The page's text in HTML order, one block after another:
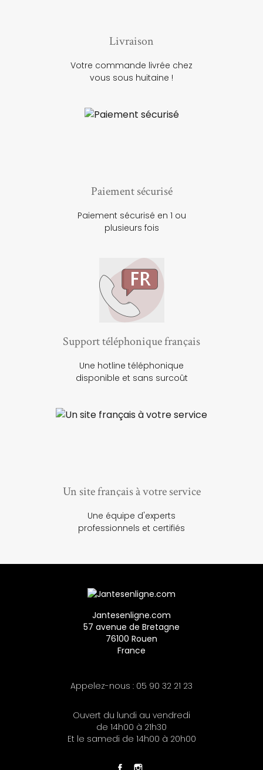
Livraison
Votre commande livrée chez
vous sous huitaine !
Paiement sécurisé
Paiement sécurisé en 1 ou
plusieurs fois
Support téléphonique français
Une hotline téléphonique
disponible et sans surcoût
Un site français à votre service
Une équipe d'experts
professionnels et certifiés
Jantesenligne.com
57 avenue de Bretagne
76100 Rouen
France
Appelez-nous : 05 90 32 21 23
Ouvert du lundi au vendredi
de 14h00 à 21h30
Et le samedi de 14h00 à 20h00